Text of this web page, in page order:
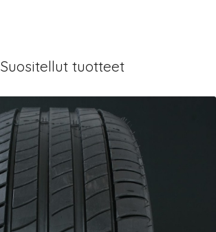
Suositellut tuotteet